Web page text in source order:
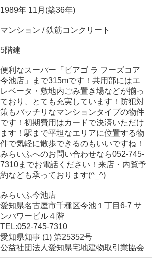
1989年 11月(築36年)
マンション / 鉄筋コンクリート
5階建
便利なスーパー「ピアゴ ラ フーズコア
今池店」まで315mです！共用部にはエ
レベータ・敷地内ごみ置き場などが揃っ
ており、とても充実しています！防犯対
策もバッチリなマンションタイプの物件
です！初期費用はカードで決済いただけ
ます！駅まで平坦なエリアに位置する物
件で気軽に散歩できるのもいいですね！
みらいふへのお問い合わせなら052-745-
7310までお電話ください！来店・内覧予
約なども承っております(^_^)
みらいふ今池店
愛知県名古屋市千種区今池１丁目6-7 サ
ンパワービル４階
TEL:052-745-7310
愛知県知事 (1) 第25352号
公益社団法人愛知県宅地建物取引業協会